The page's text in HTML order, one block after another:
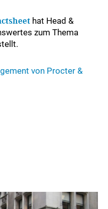
hat Head &
zum Thema
von Procter &